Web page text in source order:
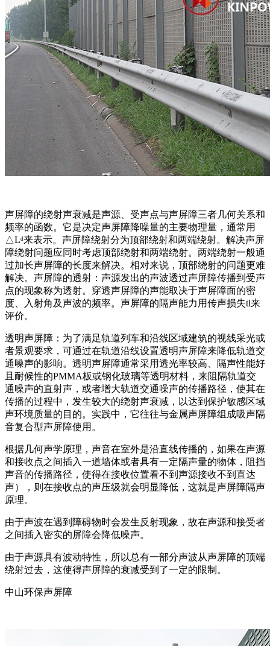
声屏障的绕射声衰减是声源、受声点与声屏障三者几何关系和
频率的函数。它是决定声屏障降噪量的主要物理量，通常用
△Lᵈ来表示。声屏障绕射分为顶部绕射和两端绕射。解决声屏
障绕射问题应同时考虑顶部绕射和两端绕射。两端绕射一般通
过加长声屏障的长度来解决。相对来说，顶部绕射的问题更难
解决。声屏障的透射：声源发出的声波透过声屏障传播到受声
点的现象称为透射。穿透声屏障的声能取决于声屏障面的密
度、入射角及声波的频率。声屏障的隔声能力用传声损失tl来
评价。
透明声屏障：为了满足轨道列车和沿线区域建筑的视线采光或
者景观要求，可通过在轨道沿线设置透明声屏障来降低轨道交
通噪声的影响。透明声屏障通常采用透光率较高、隔声性能好
且耐候性的PMMA板或钢化玻璃等透明材料，来阻隔轨道交
通噪声的直射声，或者增大轨道交通噪声的传播路径，使其在
传播的过程中，发生较大的绕射声衰减，以达到保护敏感区域
声环境质量的目的。实践中，它往往与金属声屏障组成吸声隔
音复合型声屏障使用。
根据几何声学原理，声音在室外是沿直线传播的，如果在声源
和接收点之间插入一道墙体或者具有一定隔声量的物体，阻挡
声音的传播路径，使得在接收位置看不到声源接收不到直达
声），则在接收点的声压级就会明显降低，这就是声屏障隔声
原理。
由于声波在遇到障碍物时会发生反射现象，故在声源和接受者
之间插入密实的屏障会降低噪声。
由于声源具有波动特性，所以总有一部分声波从声屏障的顶端
绕射过去，这使得声屏障的衰减受到了一定的限制。
中山环保声屏障